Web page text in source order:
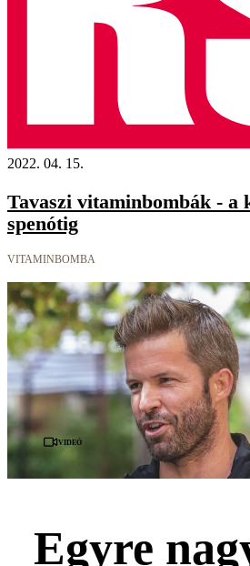
2022. 04. 15.
Tavaszi vitaminbombák - a
spenótig
VITAMINBOMBA
Videó
Egyre